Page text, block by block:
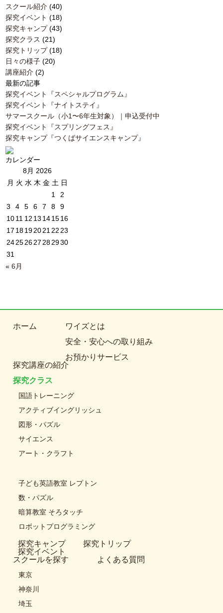
スクール紹介 (40)
探究イベント (18)
探究キャンプ(43)
探究クラス (21)
探究トリップ(18)
日々の様子 (20)
講座紹介 (2)
最新の記事
探究イベント『スペシャルプログラム』
探究イベント『ナイトステイ』
サマースクール（小1〜6年生対象）｜申込受付中
探究イベント『スプリングフェス』
探究キャンプ『つくばサイエンスキャンプ』
カレンダー
8月 2026
月 火 水 木 金 土 日
1
2
3
4 5 6 7 8
9
1011 12 13 141516
17 18192021 22 23
24252627 282930
31
« 6月
ホーム
ワイズとは
安全・安心への取り組み
お預かりサービス
探究講座の紹介
探究クラス
国語トレーニング
アクティブイングリッシュ
図形・パズル
サイエンス
アート・クラフト
子ども英語教室 レプトン
数・パズル
暗算教室 そろタッチ
ロボットプログラミング
探究キャンプ
探究トリップ
探究イベント
スクールを探す
東京
神奈川
埼玉
よくある質問